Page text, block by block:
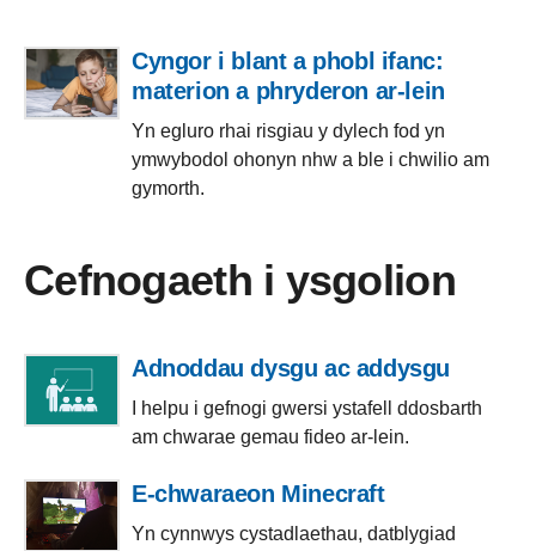
Cyngor i blant a phobl ifanc:
materion a phryderon ar-lein
Yn egluro rhai risgiau y dylech fod yn
ymwybodol ohonyn nhw a ble i chwilio am
gymorth.
Cefnogaeth i ysgolion
Adnoddau dysgu ac addysgu
I helpu i gefnogi gwersi ystafell ddosbarth
am chwarae gemau fideo ar-lein.
E-chwaraeon Minecraft
Yn cynnwys cystadlaethau, datblygiad